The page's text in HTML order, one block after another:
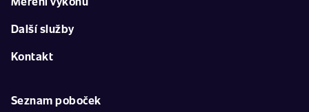
Další služby
Kontakt
Seznam poboček